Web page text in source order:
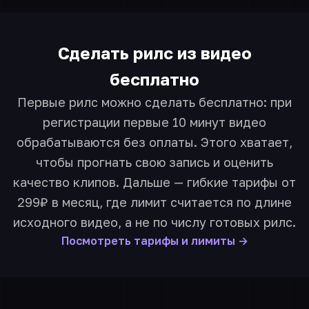
Сделать рилс из видео
бесплатно
Первые рилс можно сделать бесплатно: при
регистрации первые 10 минут видео
обрабатываются без оплаты. Этого хватает,
чтобы прогнать свою запись и оценить
качество клипов. Дальше — гибкие тарифы от
299₽ в месяц, где лимит считается по длине
исходного видео, а не по числу готовых рилс.
Посмотреть тарифы и лимиты →